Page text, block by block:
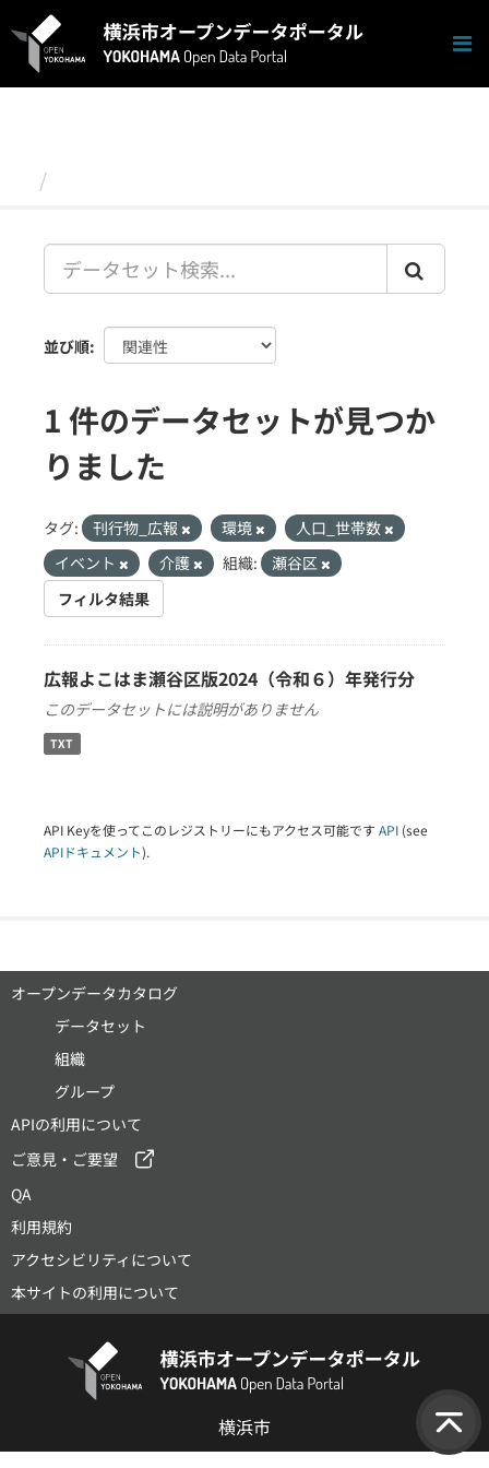
キ
並び順
1 件のデータセットが見つか
りました
タグ: 刊行物_広報 環境
人口_世帯数
イベント
介護 組織:
瀬谷区
フィルタ結果
広報よこはま瀬谷区版2024（令和６）年発行分
このデータセットには説明がありません
TXT
API Keyを使ってこのレジストリーにもアクセス可能です API (see
APIドキュメント).
オープンデータカタログ
データセット
組織
グループ
APIの利用について
ご意見・ご要望
QA
利用規約
アクセシビリティについて
本サイトの利用について
横浜市